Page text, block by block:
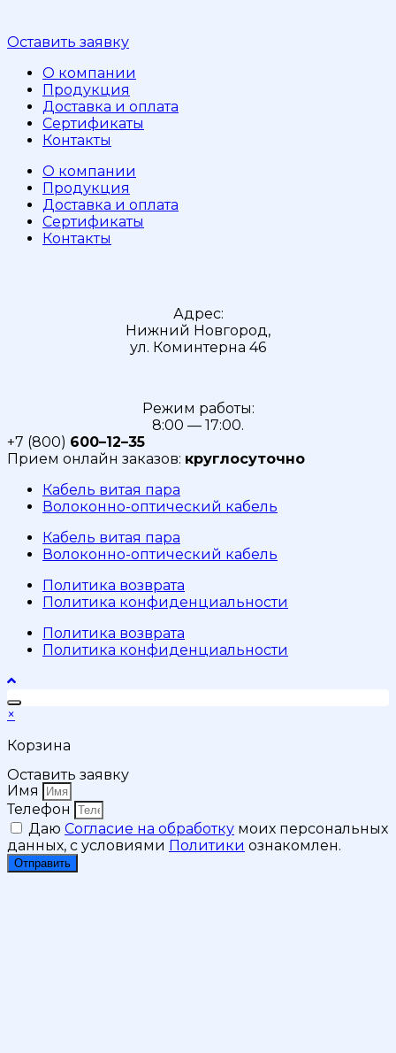
Оставить заявку
О компании
Продукция
Доставка и оплата
Сертификаты
Контакты
О компании
Продукция
Доставка и оплата
Сертификаты
Контакты
Адрес:
Нижний Новгород,
ул. Коминтерна 46
Режим работы:
8:00 — 17:00.
+7 (800) 600–12–35
Прием онлайн заказов: круглосуточно
Кабель витая пара
Волоконно-оптический кабель
Кабель витая пара
Волоконно-оптический кабель
Политика возврата
Политика конфиденциальности
Политика возврата
Политика конфиденциальности
×
Корзина
Оставить заявку
Имя
Телефон
Даю Согласие на обработку моих персональных
данных, с условиями Политики ознакомлен.
Отправить